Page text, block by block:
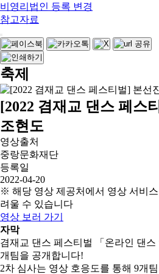
비영리법인 등록 변경
참고자료
축제
[2022 겸재교 댄스 페스
조현도
영상출처
중랑문화재단
등록일
2022-04-20
※ 해당 영상 제공처에서 영상 서비
려울 수 있습니다
영상 보러 가기
자막
겸재교 댄스 페스티벌 「온라인 댄
개팀을 공개합니다!
2차 심사는 영상 호응도를 통해 9개